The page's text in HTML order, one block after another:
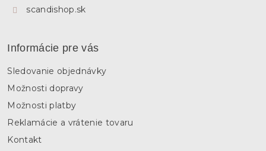
scandishop.sk
Informácie pre vás
Sledovanie objednávky
Možnosti dopravy
Možnosti platby
Reklamácie a vrátenie tovaru
Kontakt